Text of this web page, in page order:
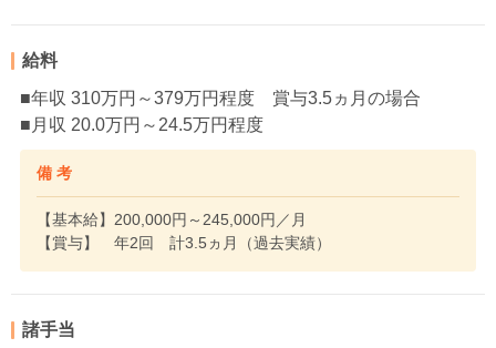
給料
■年収 310万円～379万円程度 賞与3.5ヵ月の場合
■月収 20.0万円～24.5万円程度
備 考
【基本給】200,000円～245,000円／月
【賞与】 年2回 計3.5ヵ月（過去実績）
諸手当